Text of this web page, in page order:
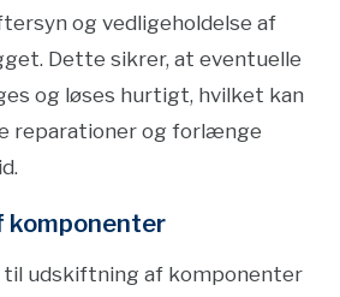
og vedligeholdelse af
Dette sikrer, at eventuelle
og løses hurtigt, hvilket kan
reparationer og forlænge
komponenter
til udskiftning af komponenter